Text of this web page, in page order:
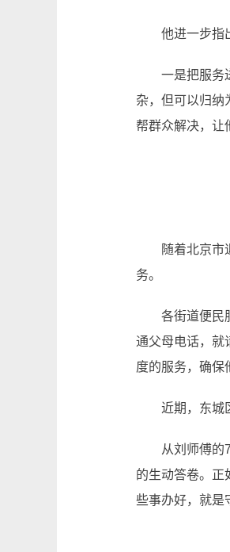
他进一步指出
一是把服务送
杂，但可以归纳
帮群众解决，让
随着北京市退
务。
各街道便民服
通父母电话，就
度的服务，确保
近期，东城区
从刘师傅的7
的生动答卷。正
些事办好，就是